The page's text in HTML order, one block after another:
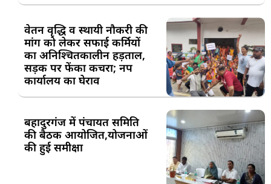
वेतन वृद्धि व स्थायी नौकरी की
मांग को लेकर सफाई कर्मियों
का अनिश्चितकालीन हड़ताल,
सड़क पर फेंका कचरा; नप
कार्यालय का घेराव
बहादुरगंज में पंचायत समिति
की बैठक आयोजित,योजनाओं
की हुई समीक्षा